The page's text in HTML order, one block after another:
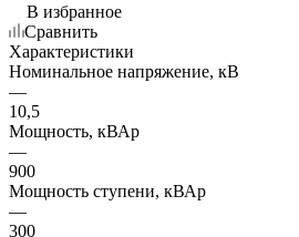
В избранное
Сравнить
Характеристики
Номинальное напряжение, кВ
—
10,5
Мощность, кВАр
—
900
Мощность ступени, кВАр
—
300